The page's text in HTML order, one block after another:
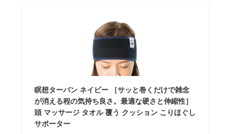
瞑想ターバン ネイビー ［サッと巻くだけで雑念
が消える程の気持ち良さ。最適な硬さと伸縮性］
頭 マッサージ タオル 覆う クッション こりほぐし
サポーター